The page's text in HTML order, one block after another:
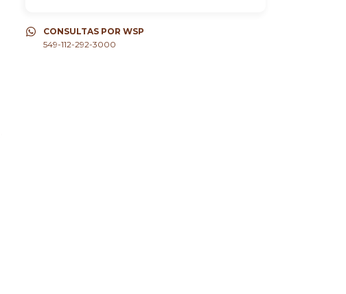
CONSULTAS POR WSP
549-112-292-3000